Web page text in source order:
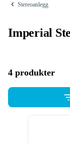
Stereoanlegg
Imperial
4 produkter